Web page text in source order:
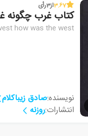
3.67از3رأی
کتاب غرب چگونه
how was the west
نویسنده:صادق زیباکلام
انتشارات:روزنه